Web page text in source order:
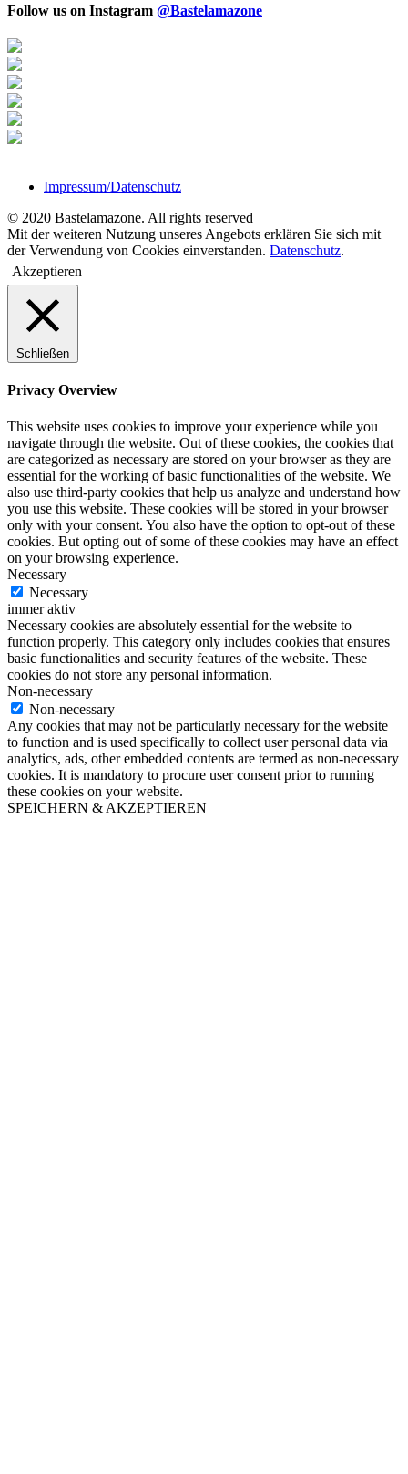
Follow us on Instagram @Bastelamazone
Impressum/Datenschutz
© 2020 Bastelamazone. All rights reserved
Mit der weiteren Nutzung unseres Angebots erklären Sie sich mit
der Verwendung von Cookies einverstanden. Datenschutz.
Akzeptieren
Schließen
Privacy Overview
This website uses cookies to improve your experience while you
navigate through the website. Out of these cookies, the cookies that
are categorized as necessary are stored on your browser as they are
essential for the working of basic functionalities of the website. We
also use third-party cookies that help us analyze and understand how
you use this website. These cookies will be stored in your browser
only with your consent. You also have the option to opt-out of these
cookies. But opting out of some of these cookies may have an effect
on your browsing experience.
Necessary
Necessary
immer aktiv
Necessary cookies are absolutely essential for the website to
function properly. This category only includes cookies that ensures
basic functionalities and security features of the website. These
cookies do not store any personal information.
Non-necessary
Non-necessary
Any cookies that may not be particularly necessary for the website
to function and is used specifically to collect user personal data via
analytics, ads, other embedded contents are termed as non-necessary
cookies. It is mandatory to procure user consent prior to running
these cookies on your website.
SPEICHERN & AKZEPTIEREN